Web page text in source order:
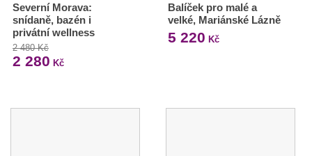
Severní Morava:
snídaně, bazén i
privátní wellness
2 480 Kč
2 280 Kč
Balíček pro malé a
velké, Mariánské Lázně
5 220 Kč